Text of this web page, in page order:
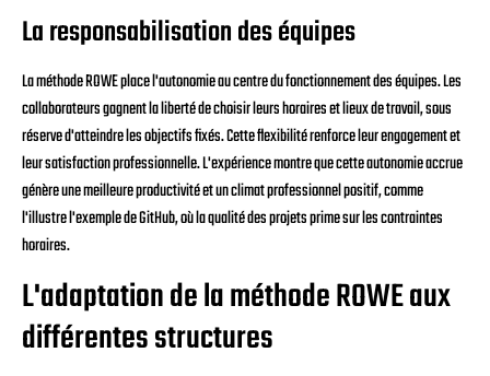
La responsabilisation des équipes
La méthode ROWE place l'autonomie au centre du fonctionnement des équipes. Les
collaborateurs gagnent la liberté de choisir leurs horaires et lieux de travail, sous
réserve d'atteindre les objectifs fixés. Cette flexibilité renforce leur engagement et
leur satisfaction professionnelle. L'expérience montre que cette autonomie accrue
génère une meilleure productivité et un climat professionnel positif, comme
l'illustre l'exemple de GitHub, où la qualité des projets prime sur les contraintes
horaires.
L'adaptation de la méthode ROWE aux
différentes structures